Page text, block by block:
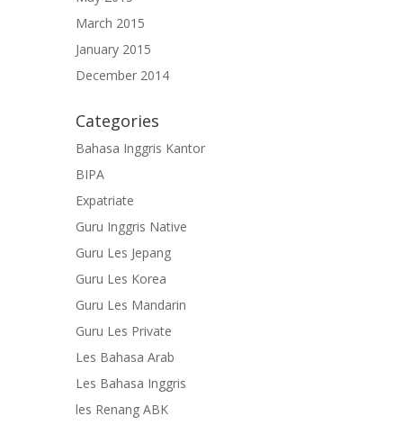
March 2015
January 2015
December 2014
Categories
Bahasa Inggris Kantor
BIPA
Expatriate
Guru Inggris Native
Guru Les Jepang
Guru Les Korea
Guru Les Mandarin
Guru Les Private
Les Bahasa Arab
Les Bahasa Inggris
les Renang ABK